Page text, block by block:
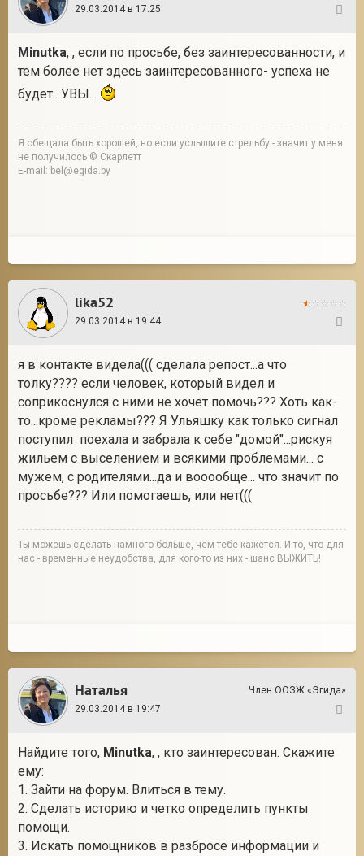
29.03.2014 в 17:25
Minutka, , если по просьбе, без заинтересованности, и
тем более нет здесь заинтересованного- успеха не
будет.. УВЫ...
Я обещала быть хорошей, но если услышите стрельбу - значит у меня
не получилось © Скарлетт
E-mail: bel@egida.by
lika52
29.03.2014 в 19:44
я в контакте видела((( сделала репост...а что
толку???? если человек, который видел и
соприкоснулся с ними не хочет помочь??? Хоть как-
то...кроме рекламы??? Я Ульяшку как только сигнал
поступил поехала и забрала к себе "домой"...рискуя
жильем с выселением и всякими проблемами... с
мужем, с родителями...да и вооообще... что значит по
просьбе??? Или помогаешь, или нет(((
Ты можешь сделать намного больше, чем тебе кажется. И то, что для
нас - временные неудобства, для кого-то из них - шанс ВЫЖИТЬ!
Наталья
Член ООЗЖ «Эгида»
29.03.2014 в 19:47
Найдите того, Minutka, , кто заинтересован. Скажите
ему:
1. Зайти на форум. Влиться в тему.
2. Сделать историю и четко определить пункты
помощи.
3. Искать помощников в разбросе информации и